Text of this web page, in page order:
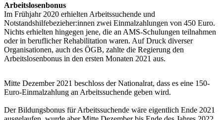
Arbeitslosenbonus
Im Frühjahr 2020 erhielten Arbeitssuchende und
Notstandshilfebezieher:innen zwei Einmalzahlungen von 450 Euro.
Nichts erhielten hingegen jene, die an AMS-Schulungen teilnahmen
oder in beruflicher Rehabilitation waren. Auf Druck diverser
Organisationen, auch des ÖGB, zahlte die Regierung den
Arbeitslosenbonus in den ersten Monaten 2021 aus.
Mitte Dezember 2021 beschloss der Nationalrat, dass es eine 150-
Euro-Einmalzahlung an Arbeitssuchende geben wird.
Der Bildungsbonus für Arbeitssuchende wäre eigentlich Ende 2021